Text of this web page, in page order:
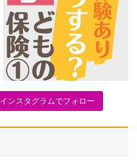
インスタグラムでフォロー